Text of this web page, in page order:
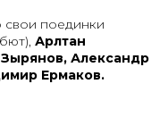
свои поединки
Арлтан
Александр
Ермаков.